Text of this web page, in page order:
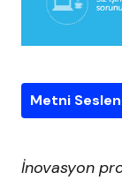
Metni
İnovasyon